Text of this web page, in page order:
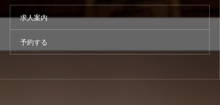
求人案内
予約する